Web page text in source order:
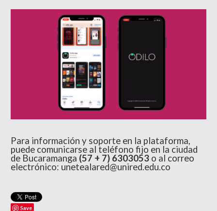
Para información y soporte en la plataforma,
puede comunicarse al teléfono fijo en la ciudad
de Bucaramanga (57 + 7) 6303053 o al correo
electrónico: unetealared@unired.edu.co
Save